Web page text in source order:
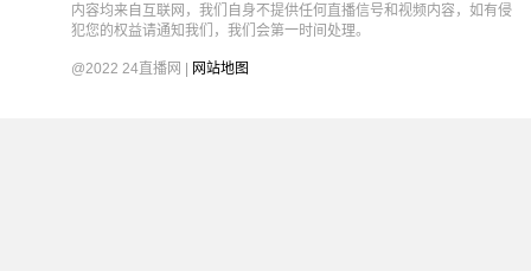
内容均来自互联网，我们自身不提供任何直播信号和视频内容，如有侵
犯您的权益请通知我们，我们会第一时间处理。
@2022 24直播网 | 网站地图